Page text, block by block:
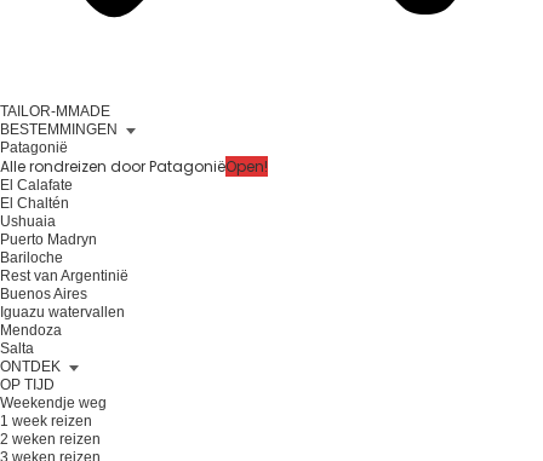
TAILOR-MMADE
BESTEMMINGEN
Patagonië
Alle rondreizen door PatagoniëOpen!
El Calafate
El Chaltén
Ushuaia
Puerto Madryn
Bariloche
Rest van Argentinië
Buenos Aires
Iguazu watervallen
Mendoza
Salta
ONTDEK
OP TIJD
Weekendje weg
1 week reizen
2 weken reizen
3 weken reizen